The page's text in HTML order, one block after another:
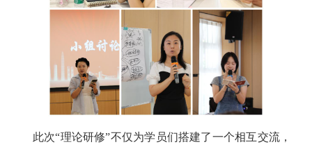
此次“理论研修”不仅为学员们搭建了一个相互交流，